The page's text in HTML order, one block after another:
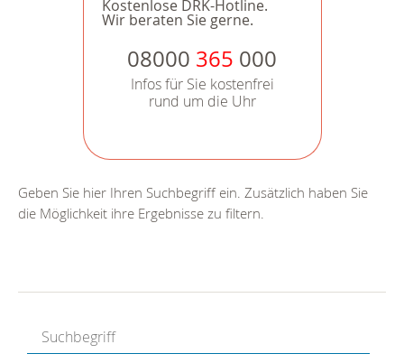
Kostenlose DRK-Hotline.
Wir beraten Sie gerne.
08000 365 000
Infos für Sie kostenfrei
rund um die Uhr
Geben Sie hier Ihren Suchbegriff ein. Zusätzlich haben Sie
die Möglichkeit ihre Ergebnisse zu filtern.